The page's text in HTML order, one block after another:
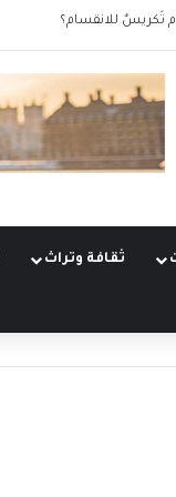
تَكريسٌ للانقسام؟
ثقافة وتراث